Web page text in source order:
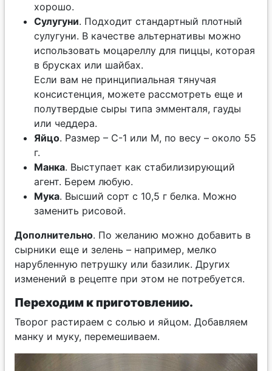
хорошо.
Сулугуни. Подходит стандартный плотный
сулугуни. В качестве альтернативы можно
использовать моцареллу для пиццы, которая
в брусках или шайбах.
Если вам не принципиальная тянучая
консистенция, можете рассмотреть еще и
полутвердые сыры типа эмменталя, гауды
или чеддера.
Яйцо. Размер – С-1 или М, по весу – около 55
г.
Манка. Выступает как стабилизирующий
агент. Берем любую.
Мука. Высший сорт с 10,5 г белка. Можно
заменить рисовой.
Дополнительно. По желанию можно добавить в
сырники еще и зелень – например, мелко
нарубленную петрушку или базилик. Других
изменений в рецепте при этом не потребуется.
Переходим к приготовлению.
Творог растираем с солью и яйцом. Добавляем
манку и муку, перемешиваем.